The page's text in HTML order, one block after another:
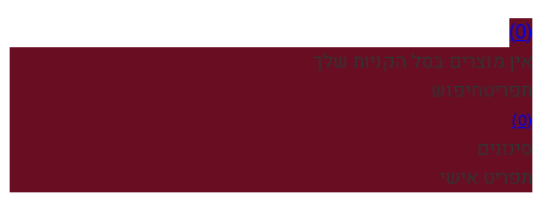
(0)
אין מוצרים בסל הקניות שלך
תפריטחיפוש
(0)
סינונים
תפריט אישי